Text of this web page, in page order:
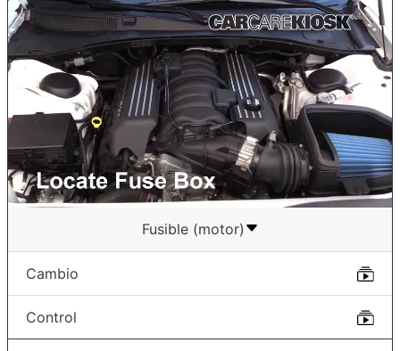
Fusible (motor)
Cambio
Control